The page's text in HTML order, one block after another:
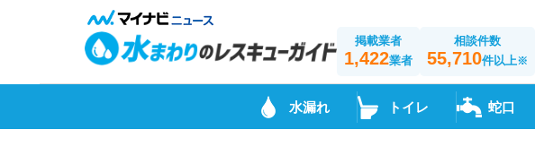
掲載業者
1,422業者
相談件数
55,710件以上※
水漏れ トイレ 蛇口